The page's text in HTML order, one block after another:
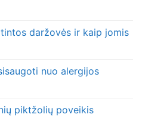
daržovės ir kaip jomis
nuo alergijos
piktžolių poveikis